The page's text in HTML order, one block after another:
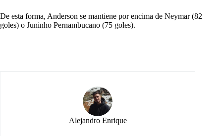
De esta forma, Anderson se mantiene por encima de Neymar (82
goles) o Juninho Pernambucano (75 goles).
Alejandro Enrique